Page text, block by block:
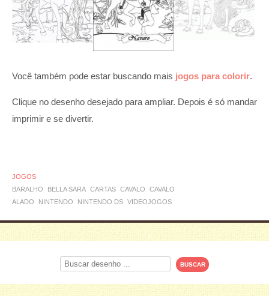
Você também pode estar buscando mais jogos para colorir.
Clique no desenho desejado para ampliar. Depois é só mandar
imprimir e se divertir.
JOGOS
BARALHO
BELLA SARA CARTAS CAVALO
CAVALO
ALADO
NINTENDO NINTENDO DS VIDEOJOGOS
Procurar